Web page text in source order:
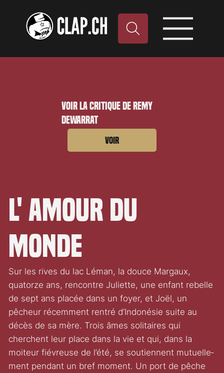
Voir la critique de Remy
Dewarrat
Voir
L' amour du
monde
Sur les rives du lac Léman, la douce Margaux,
quatorze ans, rencontre Juliette, une enfant rebelle
de sept ans placée dans un foyer, et Joël, un
pêcheur récemment rentré d’Indonésie suite au
décès de sa mère. Trois âmes soli­taires qui
cherchent leur place dans la vie et qui, dans la
moiteur fiévreuse de l’été, se soutiennent mutuel­le­
ment pendant un bref moment. Un port de pêche